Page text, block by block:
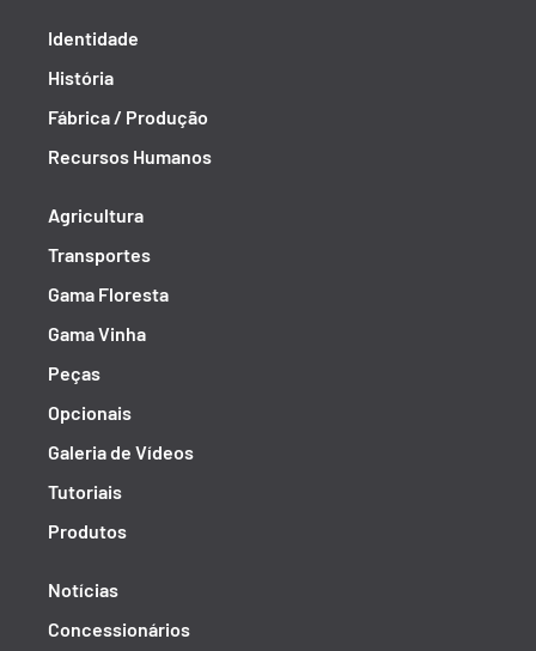
Identidade
História
Fábrica / Produção
Recursos Humanos
Agricultura
Transportes
Gama Floresta
Gama Vinha
Peças
Opcionais
Galeria de Vídeos
Tutoriais
Produtos
Notícias
Concessionários